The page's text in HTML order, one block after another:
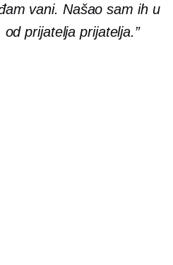
vani. Našao sam ih u
prijatelja prijatelja.”